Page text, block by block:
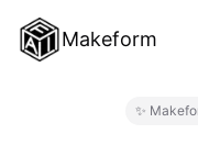
Makeform
✨